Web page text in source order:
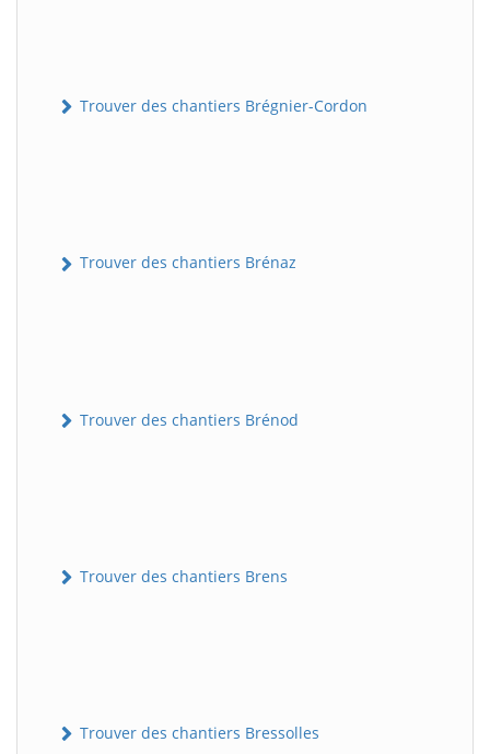
Trouver des chantiers Brégnier-Cordon
Trouver des chantiers Brénaz
Trouver des chantiers Brénod
Trouver des chantiers Brens
Trouver des chantiers Bressolles